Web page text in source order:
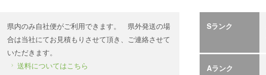
県内のみ自社便がご利用できます。 県外発送の場
合は当社にてお見積もりさせて頂き、ご連絡させて
いただきます。
送料についてはこちら
Sランク
Aランク